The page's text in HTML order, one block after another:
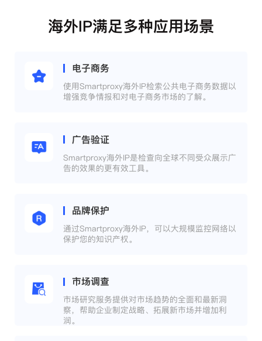
海外IP满足多种应用场景
电子商务
使用Smartproxy海外IP检索公共电子商务数据以
增强竞争情报和对电子商务市场的了解。
广告验证
Smartproxy海外IP是检查向全球不同受众展示广
告的效果的更有效工具。
品牌保护
通过Smartproxy海外IP，可以大规模监控网络以
保护您的知识产权。
市场调查
市场研究服务提供对市场趋势的全面和最新洞
察，帮助企业制定战略、拓展新市场并增加利
润。